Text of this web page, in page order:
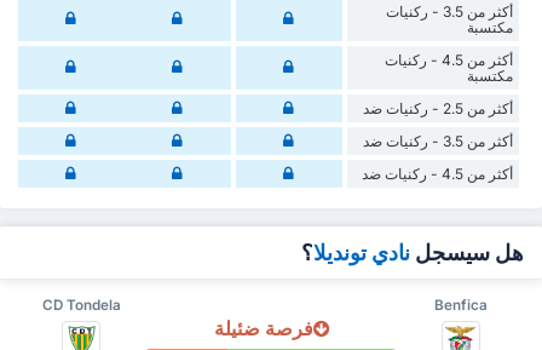
أكثر من 3.5 - ركنيات
مكتسبة
أكثر من 4.5 - ركنيات
مكتسبة
أكثر من 2.5 - ركنيات ضد
أكثر من 3.5 - ركنيات ضد
أكثر من 4.5 - ركنيات ضد
هل سيسجل نادي تونديلا؟
CD Tondela Benfica
فرصة ضئيلة